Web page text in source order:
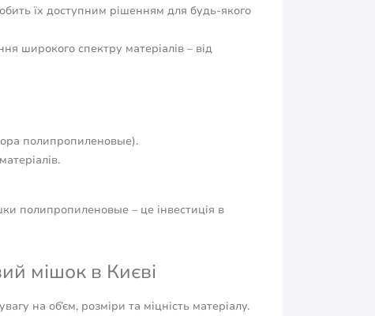
їх доступним рішенням для будь-якого
широкого спектру матеріалів – від
полипропиленовые).
полипропиленовые – це інвестиція в
мішок в Києві
на об’єм, розміри та міцність матеріалу.